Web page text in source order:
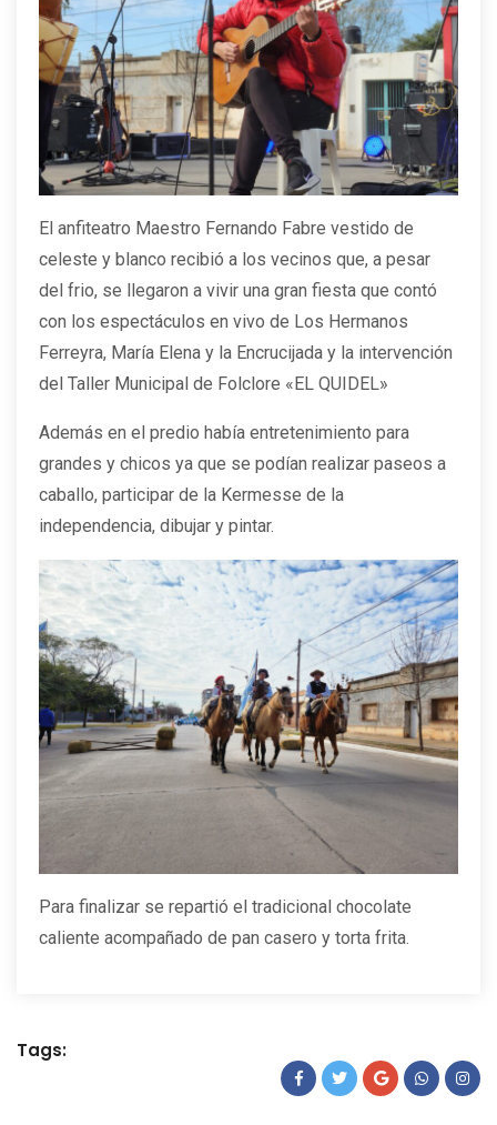
El anfiteatro Maestro Fernando Fabre vestido de
celeste y blanco recibió a los vecinos que, a pesar
del frio, se llegaron a vivir una gran fiesta que contó
con los espectáculos en vivo de Los Hermanos
Ferreyra, María Elena y la Encrucijada y la intervención
del Taller Municipal de Folclore «EL QUIDEL»
Además en el predio había entretenimiento para
grandes y chicos ya que se podían realizar paseos a
caballo, participar de la Kermesse de la
independencia, dibujar y pintar.
Para finalizar se repartió el tradicional chocolate
caliente acompañado de pan casero y torta frita.
Tags: